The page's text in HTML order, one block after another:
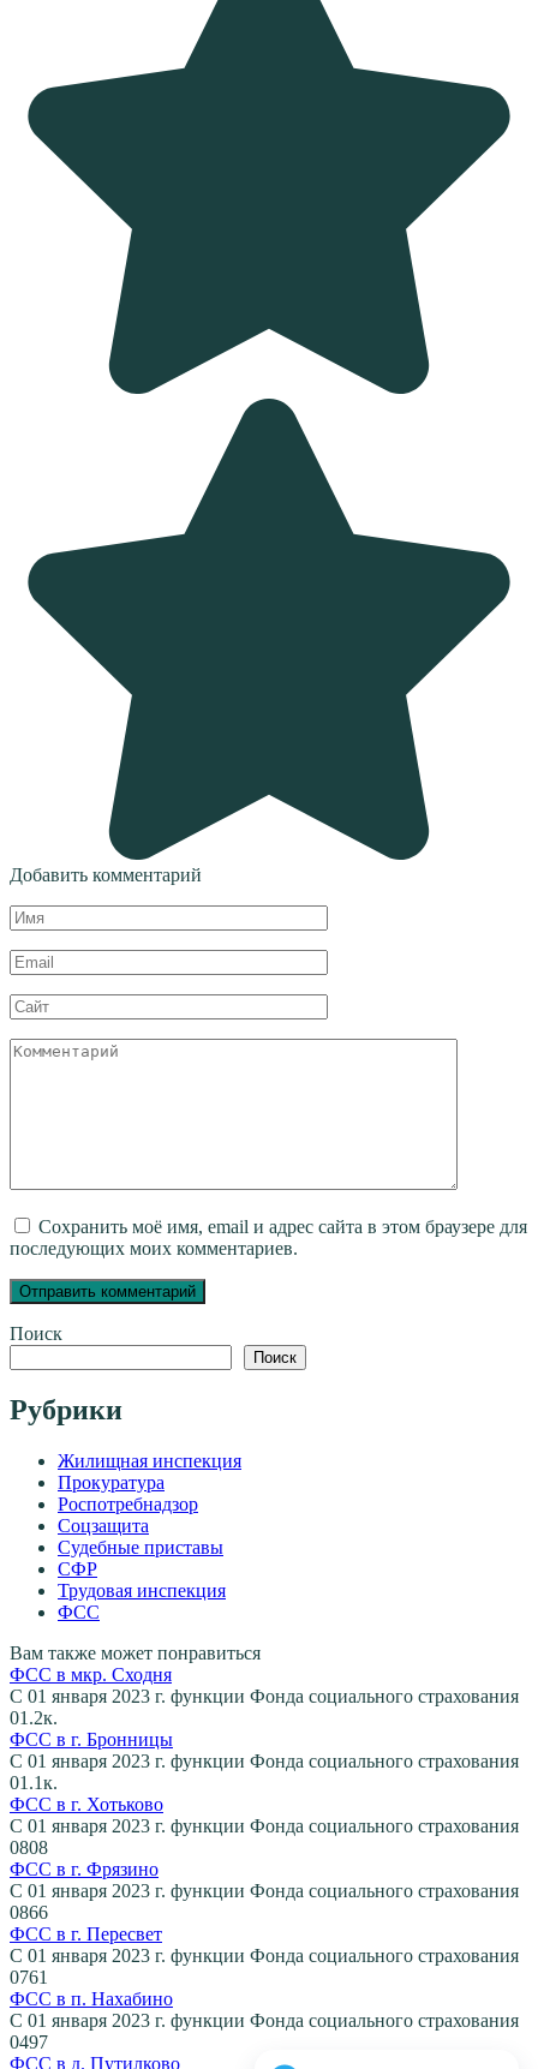
Добавить комментарий
Имя
*
Email
*
Сайт
Комментарий
Сохранить моё имя, email и адрес сайта в этом браузере для
последующих моих комментариев.
Поиск
Поиск
Рубрики
Жилищная инспекция
Прокуратура
Роспотребнадзор
Соцзащита
Судебные приставы
СФР
Трудовая инспекция
ФСС
Вам также может понравиться
ФСС в мкр. Сходня
С 01 января 2023 г. функции Фонда социального страхования
01.2к.
ФСС в г. Бронницы
С 01 января 2023 г. функции Фонда социального страхования
01.1к.
ФСС в г. Хотьково
С 01 января 2023 г. функции Фонда социального страхования
0808
ФСС в г. Фрязино
С 01 января 2023 г. функции Фонда социального страхования
0866
ФСС в г. Пересвет
С 01 января 2023 г. функции Фонда социального страхования
0761
ФСС в п. Нахабино
С 01 января 2023 г. функции Фонда социального страхования
0497
ФСС в д. Путилково